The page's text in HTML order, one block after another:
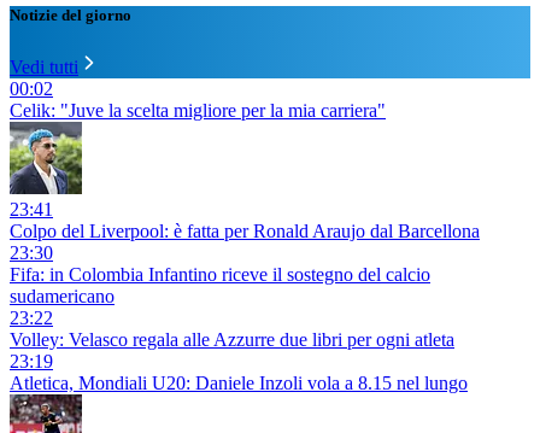
Notizie del giorno
Vedi tutti
00:02
Celik: "Juve la scelta migliore per la mia carriera"
23:41
Colpo del Liverpool: è fatta per Ronald Araujo dal Barcellona
23:30
Fifa: in Colombia Infantino riceve il sostegno del calcio
sudamericano
23:22
Volley: Velasco regala alle Azzurre due libri per ogni atleta
23:19
Atletica, Mondiali U20: Daniele Inzoli vola a 8.15 nel lungo